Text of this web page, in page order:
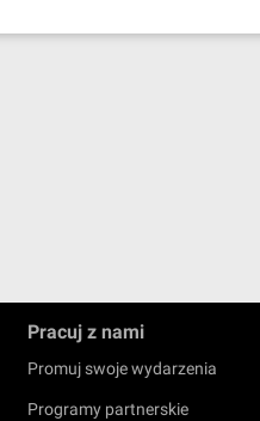
Pracuj z nami
Promuj swoje wydarzenia
Programy partnerskie